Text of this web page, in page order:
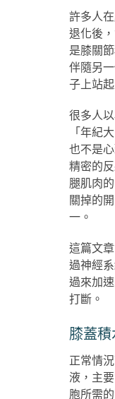
許多人
退化後
是膝關
伴隨另
子上站
很多人
「年紀
也不是
精密的
腿肌肉
關掉的
一。
這篇文
過神經
過來加
打斷。
膝蓋積
正常情
液，主
胞所需